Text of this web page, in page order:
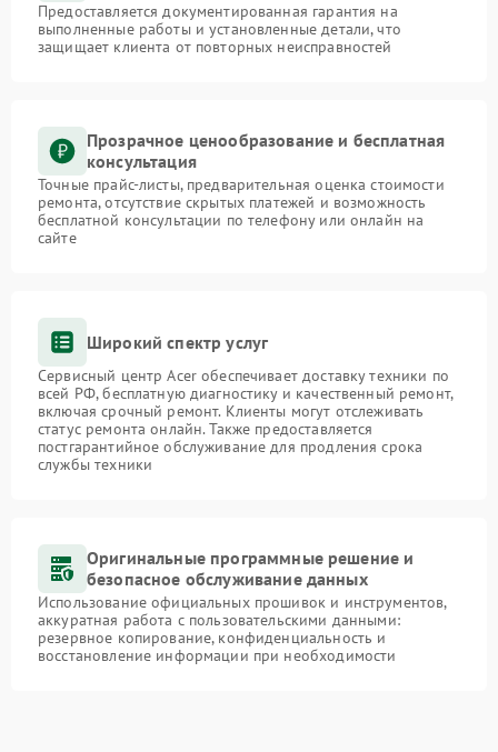
Предоставляется документированная гарантия на
выполненные работы и установленные детали, что
защищает клиента от повторных неисправностей
Прозрачное ценообразование и бесплатная
консультация
Точные прайс-листы, предварительная оценка стоимости
ремонта, отсутствие скрытых платежей и возможность
бесплатной консультации по телефону или онлайн на
сайте
Широкий спектр услуг
Сервисный центр Acer обеспечивает доставку техники по
всей РФ, бесплатную диагностику и качественный ремонт,
включая срочный ремонт. Клиенты могут отслеживать
статус ремонта онлайн. Также предоставляется
постгарантийное обслуживание для продления срока
службы техники
Оригинальные программные решение и
безопасное обслуживание данных
Использование официальных прошивок и инструментов,
аккуратная работа с пользовательскими данными:
резервное копирование, конфиденциальность и
восстановление информации при необходимости